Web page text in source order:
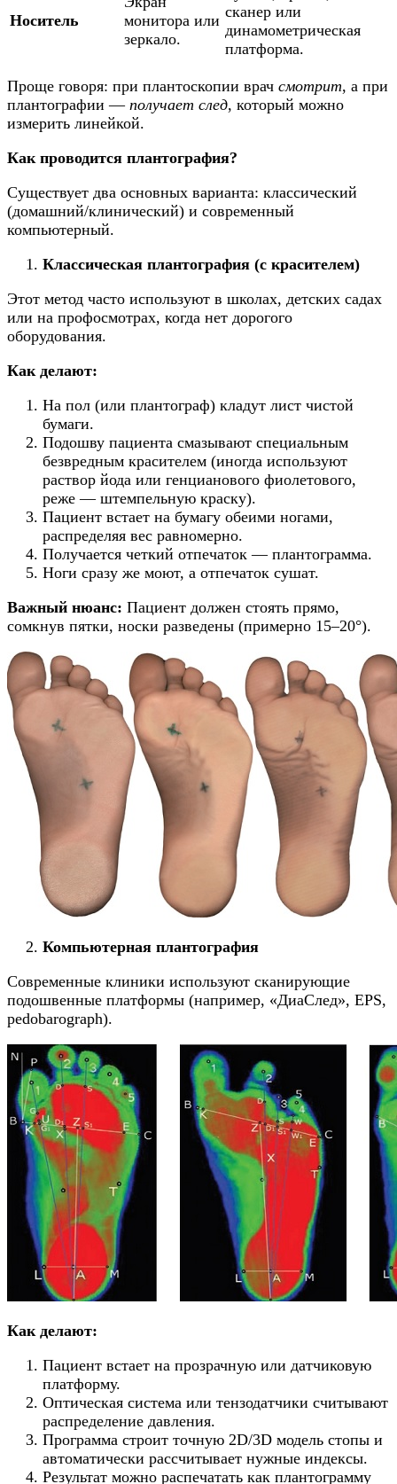
Носитель
монитора или
зеркало.
сканер или
динамометрическая
платформа.
Проще говоря: при плантоскопии врач смотрит, а при
плантографии — получает след, который можно
измерить линейкой.
Как проводится плантография?
Существует два основных варианта: классический
(домашний/клинический) и современный
компьютерный.
Классическая плантография (с красителем)
Этот метод часто используют в школах, детских садах
или на профосмотрах, когда нет дорогого
оборудования.
Как делают:
На пол (или плантограф) кладут лист чистой
бумаги.
Подошву пациента смазывают специальным
безвредным красителем (иногда используют
раствор йода или генцианового фиолетового,
реже — штемпельную краску).
Пациент встает на бумагу обеими ногами,
распределяя вес равномерно.
Получается четкий отпечаток — плантограмма.
Ноги сразу же моют, а отпечаток сушат.
Важный нюанс: Пациент должен стоять прямо,
сомкнув пятки, носки разведены (примерно 15–20°).
Компьютерная плантография
Современные клиники используют сканирующие
подошвенные платформы (например, «ДиаСлед», EPS,
pedobarograph).
Как делают:
Пациент встает на прозрачную или датчиковую
платформу.
Оптическая система или тензодатчики считывают
распределение давления.
Программа строит точную 2D/3D модель стопы и
автоматически рассчитывает нужные индексы.
Результат можно распечатать как плантограмму